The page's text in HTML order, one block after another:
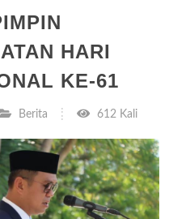
HARI
KE-61
Berita 612 Kali